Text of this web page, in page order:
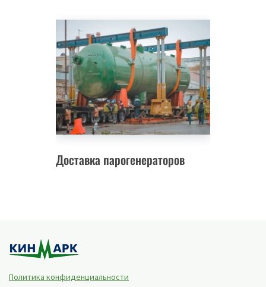
Доставка парогенераторов
Политика конфиденциальности